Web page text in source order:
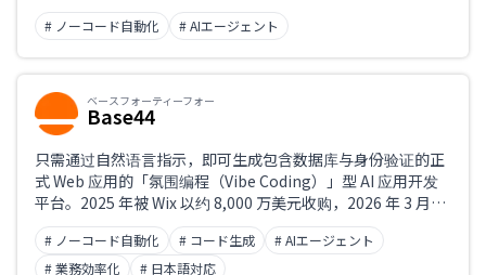
# ノーコード自動化 # AIエージェント
ベースフォーティーフォー
Base44
只需通过自然语言指示，即可生成包含数据库与身份验证的正
式 Web 应用的「氛围编程（Vibe Coding）」型 AI 应用开发
平台。2025 年被 Wix 以约 8,000 万美元收购，2026 年 3 月正
式推出日语版。其特点是无需配置外部服务的一体化架构，即
便是非工程师，也能仅凭日语构建内部工具与客户门户。
# ノーコード自動化 # コード生成
# AIエージェント
# 業務効率化
# 日本語対応